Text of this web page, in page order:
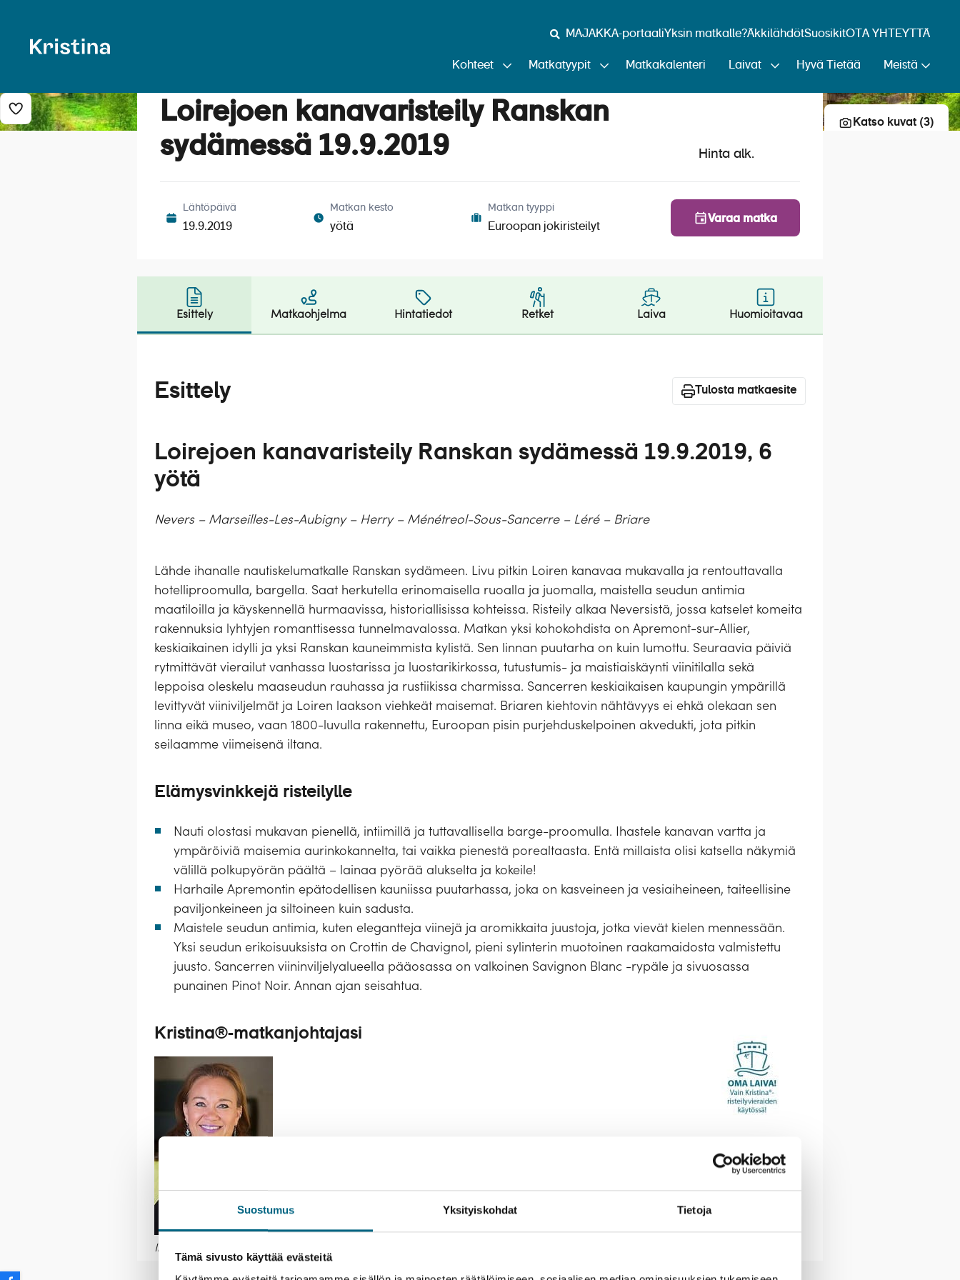
Suostumus Yksityiskohdat Tietoja
Tämä sivusto käyttää evästeitä
MAJAKKA-portaaliYksin matkalle?ÄkkilähdötSuosikitOTA YHTEYTTÄ
Kohteet Matkatyypit Matkakalenteri Laivat Hyvä Tietää Meistä
Katso kuvat (3)
Lisää risteily suosikkeihin Loirejoen kanavaristeily Ranskan
sydämessä 19.9.2019
Hinta alk.
Lähtöpäivä
19.9.2019
Matkan kesto
yötä
Matkan tyyppi
Euroopan jokiristeilyt
Varaa matka
Esittely Matkaohjelma Hintatiedot Retket Laiva Huomioitavaa
Esittely Tulosta matkaesite
Loirejoen kanavaristeily Ranskan sydämessä 19.9.2019, 6
yötä
Nevers – Marseilles-Les-Aubigny – Herry – Ménétreol-Sous-Sancerre – Léré – Briare
Lähde ihanalle nautiskelumatkalle Ranskan sydämeen. Livu pitkin Loiren kanavaa mukavalla ja rentouttavalla
hotelliproomulla, bargella. Saat herkutella erinomaisella ruoalla ja juomalla, maistella seudun antimia
maatiloilla ja käyskennellä hurmaavissa, historiallisissa kohteissa. Risteily alkaa Neversistä, jossa katselet komeita
rakennuksia lyhtyjen romanttisessa tunnelmavalossa. Matkan yksi kohokohdista on Apremont-sur-Allier,
keskiaikainen idylli ja yksi Ranskan kauneimmista kylistä. Sen linnan puutarha on kuin lumottu. Seuraavia päiviä
rytmittävät vierailut vanhassa luostarissa ja luostarikirkossa, tutustumis- ja maistiaiskäynti viinitilalla sekä
leppoisa oleskelu maaseudun rauhassa ja rustiikissa charmissa. Sancerren keskiaikaisen kaupungin ympärillä
levittyvät viiniviljelmät ja Loiren laakson viehkeät maisemat. Briaren kiehtovin nähtävyys ei ehkä olekaan sen
linna eikä museo, vaan 1800-luvulla rakennettu, Euroopan pisin purjehduskelpoinen akvedukti, jota pitkin
seilaamme viimeisenä iltana.
Elämysvinkkejä risteilylle
Nauti olostasi mukavan pienellä, intiimillä ja tuttavallisella barge-proomulla. Ihastele kanavan vartta ja
ympäröiviä maisemia aurinkokannelta, tai vaikka pienestä porealtaasta. Entä millaista olisi katsella näkymiä
välillä polkupyörän päältä – lainaa pyörää alukselta ja kokeile!
Harhaile Apremontin epätodellisen kauniissa puutarhassa, joka on kasveineen ja vesiaiheineen, taiteellisine
paviljonkeineen ja siltoineen kuin sadusta.
Maistele seudun antimia, kuten elegantteja viinejä ja aromikkaita juustoja, jotka vievät kielen mennessään.
Yksi seudun erikoisuuksista on Crottin de Chavignol, pieni sylinterin muotoinen raakamaidosta valmistettu
juusto. Sancerren viininviljelyalueella pääosassa on valkoinen Savignon Blanc -rypäle ja sivuosassa
punainen Pinot Noir. Annan ajan seisahtua.
Kristina®-matkanjohtajasi
Ira Multaharju
Barge-risteilyproomu Palvelut Majoitus Hyvä tietää Tekniset tiedot